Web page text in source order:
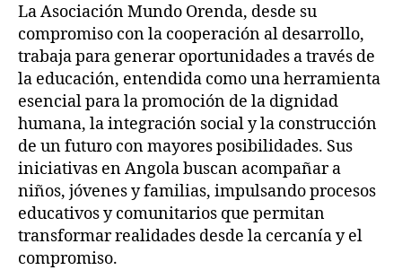
La Asociación Mundo Orenda, desde su
compromiso con la cooperación al desarrollo,
trabaja para generar oportunidades a través de
la educación, entendida como una herramienta
esencial para la promoción de la dignidad
humana, la integración social y la construcción
de un futuro con mayores posibilidades. Sus
iniciativas en Angola buscan acompañar a
niños, jóvenes y familias, impulsando procesos
educativos y comunitarios que permitan
transformar realidades desde la cercanía y el
compromiso.